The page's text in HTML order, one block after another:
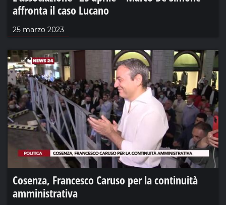
affronta il caso Lucano
25 marzo 2023
Cosenza, Francesco Caruso per la continuità
amministrativa